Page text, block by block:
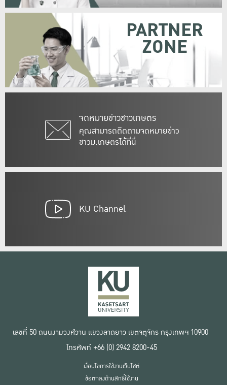
จดหมายข่าวชาวเกษตร
คุณสามารถติดตามจดหมายข่าว
ชาวม.เกษตรได้ที่นี่
PARTNER
ZONE
KU Channel
เลขที่ 50 ถนนงามวงศ์วาน แขวงลาดยาว เขตจตุจักร กรุงเทพฯ 10900
โทรศัพท์ +66 (0) 2942 8200-45
เงื่อนไขการใช้งานเว็บไซต์
ข้อตกลงด้านสิทธิ์ใช้งาน